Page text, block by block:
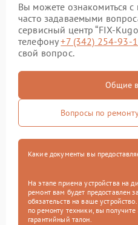
Вы можете ознакомиться
часто задаваемыми
сервисный центр “FIX-
телефону+7 (342) 254-93-
свой вопрос.
Общие
Вопросы по
Какие документы вы
На этапе приема устройства на
ремонт вам будет предоставлен
обязательств на ваше
по ремонту техники, вы
гарантийный талон.